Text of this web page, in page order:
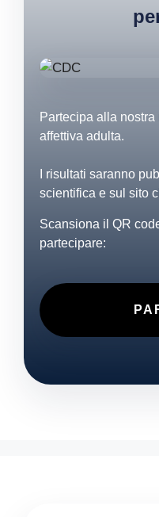
Partecipa alla nostra
affettiva adulta.
I risultati saranno
scientifica e sul sito
Scansiona il QR
partecipare: